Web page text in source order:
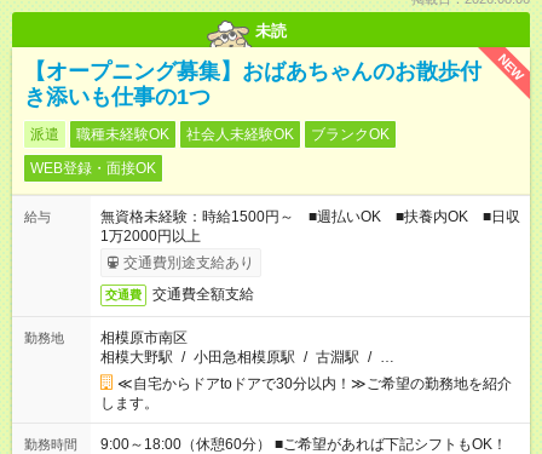
未読
NEW
【オープニング募集】おばあちゃんのお散歩付
き添いも仕事の1つ
派遣 職種未経験OK 社会人未経験OK
ブランクOK
WEB登録・面接OK
給与
無資格未経験：時給1500円～ ■週払いOK ■扶養内OK ■日収
1万2000円以上
交通費別途支給あり
交通費 交通費全額支給
勤務地
相模原市南区
相模大野駅 / 小田急相模原駅 / 古淵駅 / …
≪自宅からドアtoドアで30分以内！≫ご希望の勤務地を紹介
します。
勤務時間
9:00～18:00（休憩60分） ■ご希望があれば下記シフトもOK！